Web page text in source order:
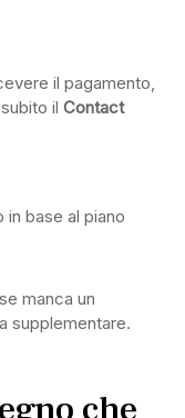
il pagamento,
il Contact
base al piano
manca un
supplementare.